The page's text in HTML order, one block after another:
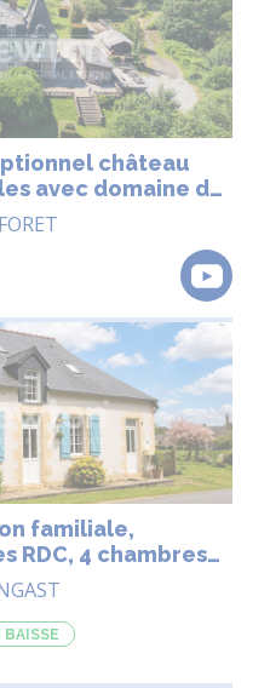
château
avec domaine de
RDC, 4 chambres
terrasse et
BAISSE